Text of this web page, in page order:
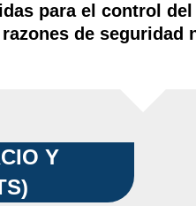
para el control
de seguridad
Y